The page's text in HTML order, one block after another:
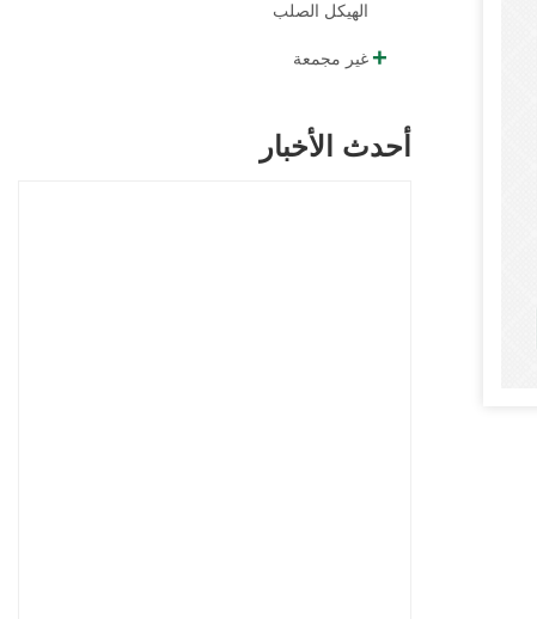
الهيكل الصلب
غير مجمعة
أحدث الأخبار